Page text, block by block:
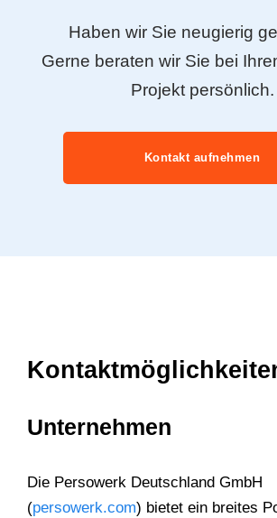
Haben wir Sie neugierig
Gerne beraten wir Sie bei
Projekt persönlich.
Kontakt aufnehmen
Unternehmen
Die Persowerk Deutschland GmbH
(persowerk.com) bietet ein breites